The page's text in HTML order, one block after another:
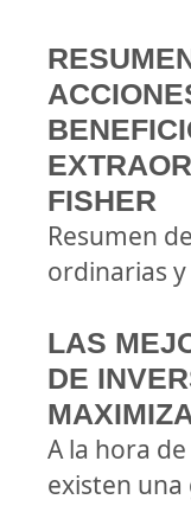
FISHER
Resumen
ordinarias
LAS
DE
A la hora
existen una